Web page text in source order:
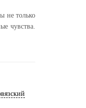
не только
чувства.